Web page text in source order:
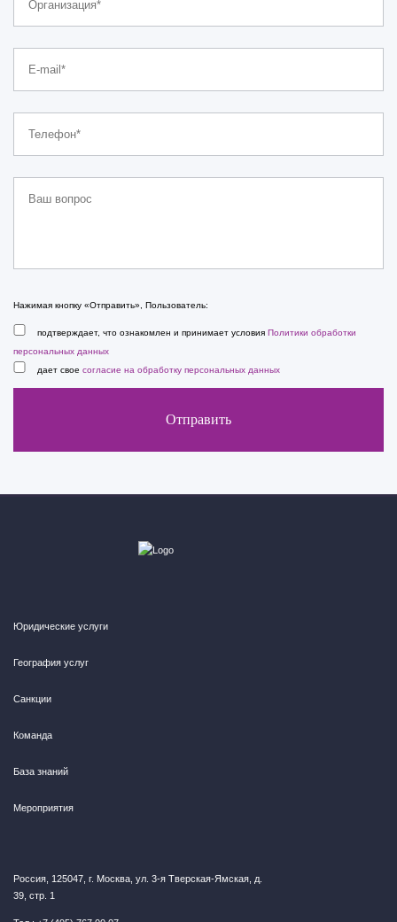
Нажимая кнопку «Отправить», Пользователь:
подтверждает, что ознакомлен и принимает условия Политики обработки
персональных данных
дает свое согласие на обработку персональных данных
Юридические услуги
География услуг
Санкции
Команда
База знаний
Мероприятия
Россия, 125047, г. Москва, ул. 3-я Тверская-Ямская, д.
39, стр. 1